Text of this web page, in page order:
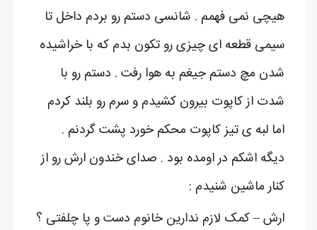
هیچی نمی فهمم . شانسی دستم رو بردم داخل تا
سیمی قطعه ای چیزی رو تکون بدم که با خراشیده
شدن مچ دستم جیغم به هوا رفت . دستم رو با
شدت از کاپوت بیرون کشیدم و سرم رو بلند کردم
اما لبه ی تیز کاپوت محکم خورد پشت گردنم .
دیگه اشکم در اومده بود . صدای خندون ارش رو از
کنار ماشین شنیدم :
ارش – کمک لازم ندارین خانوم دست و پا چلفتی ؟